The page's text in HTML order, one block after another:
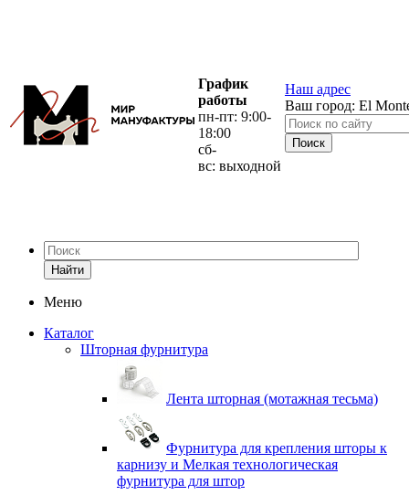
График
работы
пн-пт: 9:00-
18:00
сб-
вс: выходной
Наш адрес
Ваш город: El
Найти
Меню
Каталог
Шторная фурнитура
Лента шторная (мотажная тесьма)
Фурнитура для крепления шторы к
карнизу и Мелкая технологическая
фурнитура для штор